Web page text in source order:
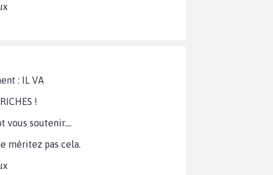
: IL VA
!
vous soutenir....
méritez pas cela.